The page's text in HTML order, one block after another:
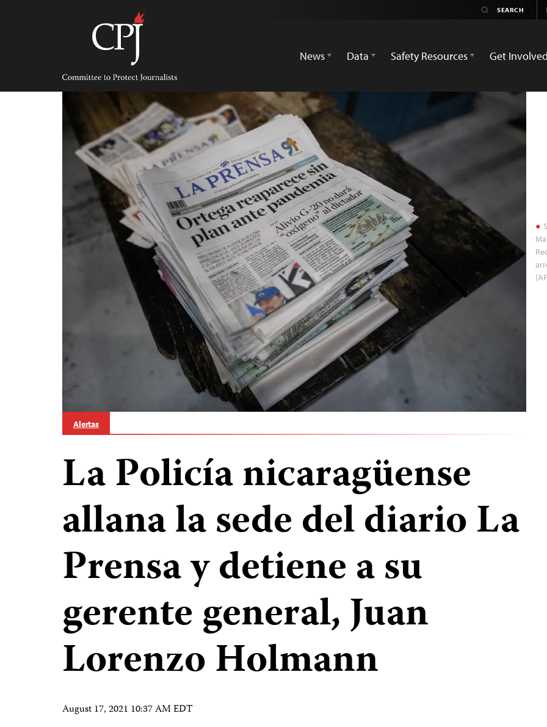
Committee
Protect
Journalists
News
Data Safety Resources Get Involved
Alertas
La Policía nicaragüense
allana la sede del diario La
Prensa y detiene a su
gerente general, Juan
Lorenzo Holmann
August 17, 2021 10:37 AM EDT